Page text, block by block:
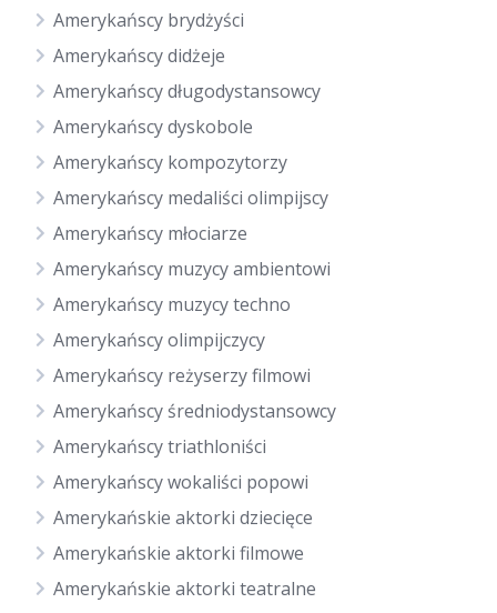
Amerykańscy brydżyści
Amerykańscy didżeje
Amerykańscy długodystansowcy
Amerykańscy dyskobole
Amerykańscy kompozytorzy
Amerykańscy medaliści olimpijscy
Amerykańscy młociarze
Amerykańscy muzycy ambientowi
Amerykańscy muzycy techno
Amerykańscy olimpijczycy
Amerykańscy reżyserzy filmowi
Amerykańscy średniodystansowcy
Amerykańscy triathloniści
Amerykańscy wokaliści popowi
Amerykańskie aktorki dziecięce
Amerykańskie aktorki filmowe
Amerykańskie aktorki teatralne